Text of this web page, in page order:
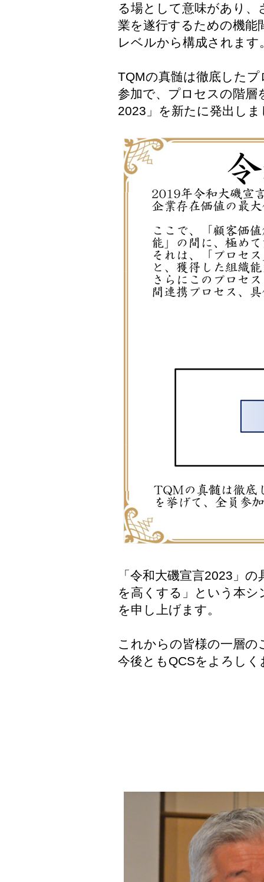
る場として意味があり
業を遂行するための機能
レベルから構成されます
TQMの真髄は徹底した
参加で、プロセスの階層
2023」を新たに発出しま
「令和大磯宣言2023」
を高くする」という本
を申し上げます。
これからの皆様の一層
今後ともQCSをよろし